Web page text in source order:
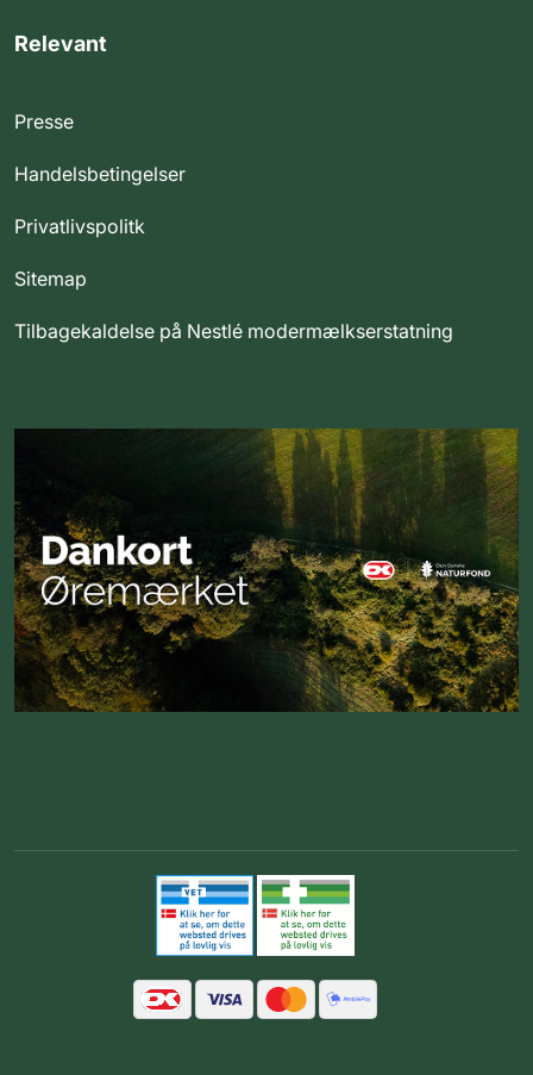
Relevant
Presse
Handelsbetingelser
Privatlivspolitk
Sitemap
Tilbagekaldelse på Nestlé modermælkserstatning